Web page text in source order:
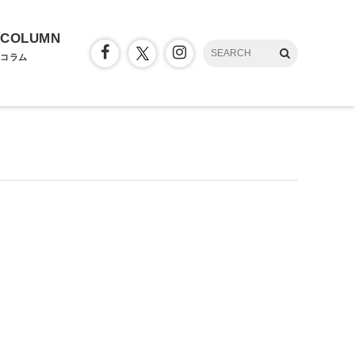
COLUMN
コラム